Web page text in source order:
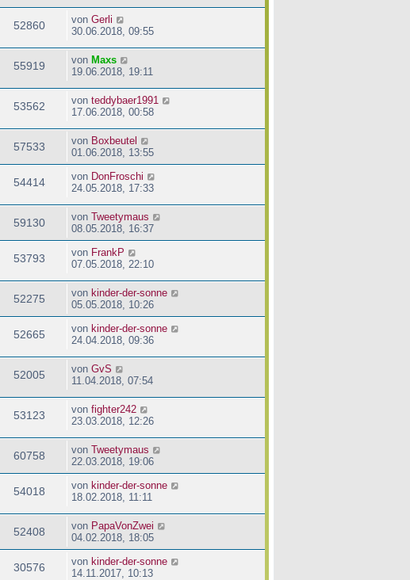
52860 von Gerli
30.06.2018, 09:55
55919 von Maxs
19.06.2018, 19:11
53562 von teddybaer1991
17.06.2018, 00:58
57533 von Boxbeutel
01.06.2018, 13:55
54414 von DonFroschi
24.05.2018, 17:33
59130 von Tweetymaus
08.05.2018, 16:37
53793 von FrankP
07.05.2018, 22:10
52275 von kinder-der-sonne
05.05.2018, 10:26
52665 von kinder-der-sonne
24.04.2018, 09:36
52005 von GvS
11.04.2018, 07:54
53123 von fighter242
23.03.2018, 12:26
60758 von Tweetymaus
22.03.2018, 19:06
54018 von kinder-der-sonne
18.02.2018, 11:11
52408 von PapaVonZwei
04.02.2018, 18:05
30576 von kinder-der-sonne
14.11.2017, 10:13